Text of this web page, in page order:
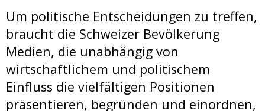
Um politische Entscheidungen zu treffen,
braucht die Schweizer Bevölkerung
Medien, die unabhängig von
wirtschaftlichem und politischem
Einfluss die vielfältigen Positionen
präsentieren, begründen und einordnen,